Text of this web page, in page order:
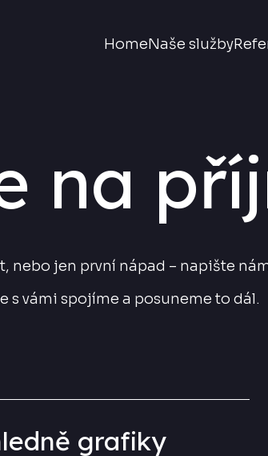
HomeNaše služby
na
nebo jen první nápad – napište
s vámi spojíme a posuneme to dál.
grafiky